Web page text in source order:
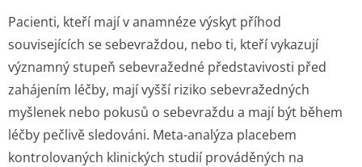
Pacienti, kteří mají v anamnéze výskyt příhod
souvisejících se sebevraždou, nebo ti, kteří vykazují
významný stupeň sebevražedné představivosti před
zahájením léčby, mají vyšší riziko sebevražedných
myšlenek nebo pokusů o sebevraždu a mají být během
léčby pečlivě sledováni. Meta-analýza placebem
kontrolovaných klinických studií prováděných na